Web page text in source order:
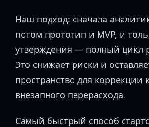
Наш подход: сначала
потом прототип и MVP, и
утверждения — полный цикл
Это снижает риски и
пространство для коррекции
внезапного перерасхода.
Самый быстрый способ